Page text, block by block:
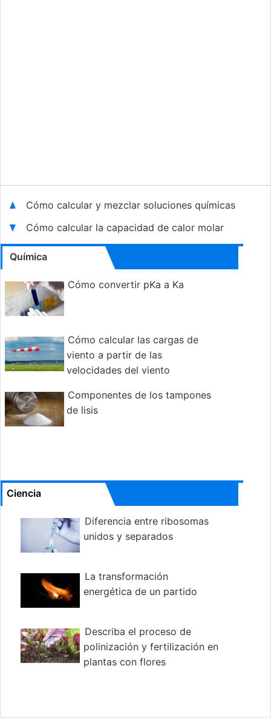
Cómo calcular y mezclar soluciones químicas
Cómo calcular la capacidad de calor molar
Química
Cómo convertir pKa a Ka
Cómo calcular las cargas de
viento a partir de las
velocidades del viento
Componentes de los tampones
de lisis
Ciencia
Diferencia entre ribosomas
unidos y separados
La transformación
energética de un partido
Describa el proceso de
polinización y fertilización en
plantas con flores